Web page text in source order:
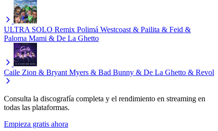
ULTRA SOLO Remix Polimá Westcoast & Pailita & Feid &
Paloma Mami & De La Ghetto
Caile Zion & Bryant Myers & Bad Bunny & De La Ghetto & Revol
Consulta la discografía completa y el rendimiento en streaming en
todas las plataformas.
Empieza gratis ahora